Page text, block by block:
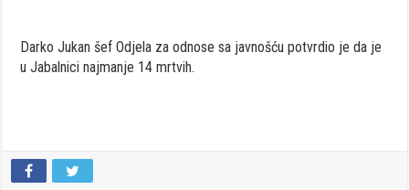
Darko Jukan šef Odjela za odnose sa javnošću potvrdio je da je
u Jabalnici najmanje 14 mrtvih.